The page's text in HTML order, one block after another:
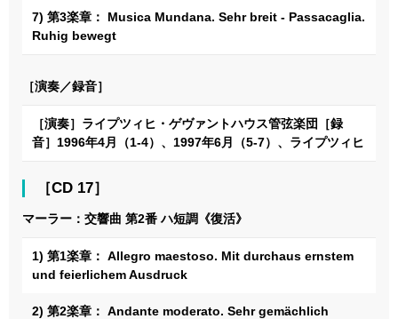
7) 第3楽章： Musica Mundana. Sehr breit - Passacaglia.
Ruhig bewegt
［演奏／録音］
［演奏］ライプツィヒ・ゲヴァントハウス管弦楽団［録
音］1996年4月（1-4）、1997年6月（5-7）、ライプツィヒ
［CD 17］
マーラー：交響曲 第2番 ハ短調《復活》
1) 第1楽章： Allegro maestoso. Mit durchaus ernstem
und feierlichem Ausdruck
2) 第2楽章： Andante moderato. Sehr gemächlich